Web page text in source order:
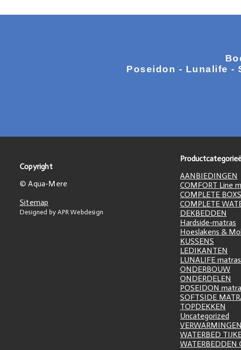
Poseidon - Lunalife -
Copyright
© Aqua-Mere
Sitemap
Designed by APR Webdesign
AANBIEDINGEN
COMFORT Line
COMPLETE
COMPLETE
DEKBEDDEN
Hardside-matras
Hoeslakens &
KUSSENS
LEDIKANTEN
LUNALIFE matras
ONDERBOUW
ONDERDELEN
POSEIDON
SOFTSIDE
TOPDEKKEN
Uncategorized
VERWARMINGEN
WATERBED
WATERBEDDEN